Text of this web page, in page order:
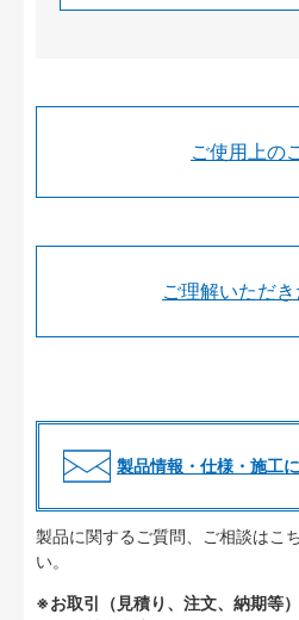
ご使用上の
ご理解いただ
製品情報・仕様・施工
製品に関するご質問、ご相談はこ
い。
※お取引（見積り、注文、納期等